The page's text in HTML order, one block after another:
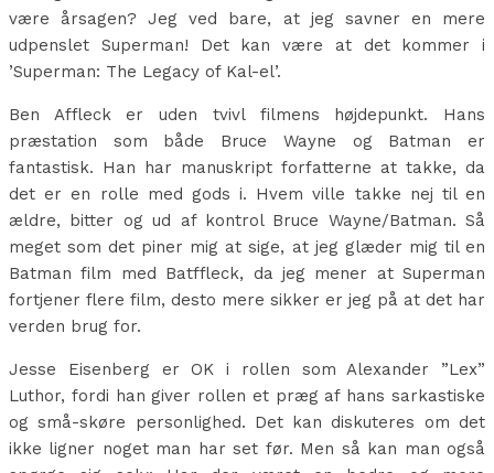
være årsagen? Jeg ved bare, at jeg savner en mere
udpenslet Superman! Det kan være at det kommer i
’Superman: The Legacy of Kal-el’.
Ben Affleck er uden tvivl filmens højdepunkt. Hans
præstation som både Bruce Wayne og Batman er
fantastisk. Han har manuskript forfatterne at takke, da
det er en rolle med gods i. Hvem ville takke nej til en
ældre, bitter og ud af kontrol Bruce Wayne/Batman. Så
meget som det piner mig at sige, at jeg glæder mig til en
Batman film med Batffleck, da jeg mener at Superman
fortjener flere film, desto mere sikker er jeg på at det har
verden brug for.
Jesse Eisenberg er OK i rollen som Alexander ”Lex”
Luthor, fordi han giver rollen et præg af hans sarkastiske
og små-skøre personlighed. Det kan diskuteres om det
ikke ligner noget man har set før. Men så kan man også